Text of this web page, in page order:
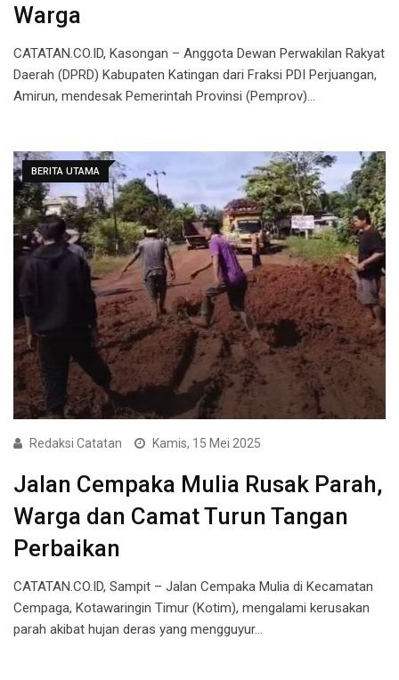
Warga
CATATAN.CO.ID, Kasongan – Anggota Dewan Perwakilan Rakyat
Daerah (DPRD) Kabupaten Katingan dari Fraksi PDI Perjuangan,
Amirun, mendesak Pemerintah Provinsi (Pemprov)…
BERITA UTAMA
Redaksi Catatan Kamis, 15 Mei 2025
Jalan Cempaka Mulia Rusak Parah,
Warga dan Camat Turun Tangan
Perbaikan
CATATAN.CO.ID, Sampit – Jalan Cempaka Mulia di Kecamatan
Cempaga, Kotawaringin Timur (Kotim), mengalami kerusakan
parah akibat hujan deras yang mengguyur…